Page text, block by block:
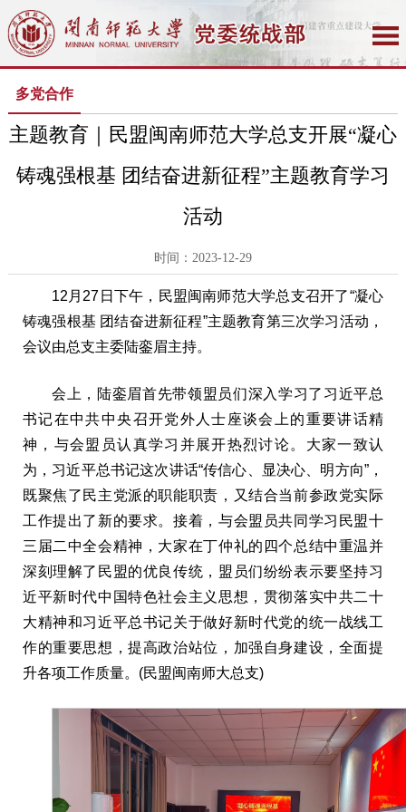
多党合作
主题教育｜民盟闽南师范大学总支开展“凝心
铸魂强根基 团结奋进新征程”主题教育学习
活动
时间：2023-12-29
12月27日下午，民盟闽南师范大学总支召开了“凝心
铸魂强根基 团结奋进新征程”主题教育第三次学习活动，
会议由总支主委陆銮眉主持。
会上，陆銮眉首先带领盟员们深入学习了习近平总
书记在中共中央召开党外人士座谈会上的重要讲话精
神，与会盟员认真学习并展开热烈讨论。大家一致认
为，习近平总书记这次讲话“传信心、显决心、明方向”，
既聚焦了民主党派的职能职责，又结合当前参政党实际
工作提出了新的要求。接着，与会盟员共同学习民盟十
三届二中全会精神，大家在丁仲礼的四个总结中重温并
深刻理解了民盟的优良传统，盟员们纷纷表示要坚持习
近平新时代中国特色社会主义思想，贯彻落实中共二十
大精神和习近平总书记关于做好新时代党的统一战线工
作的重要思想，提高政治站位，加强自身建设，全面提
升各项工作质量。(民盟闽南师大总支)